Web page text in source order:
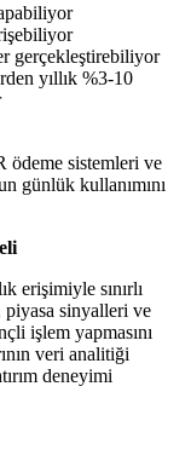
gerçekleştirebiliyor
yıllık %3-10
ödeme sistemleri ve
günlük kullanımını
erişimiyle sınırlı
piyasa sinyalleri ve
işlem yapmasını
veri analitiği
deneyimi